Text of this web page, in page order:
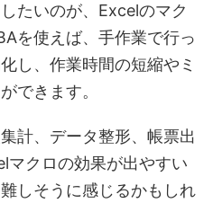
たいのが、Excelのマク
を使えば、手作業で行っ
し、作業時間の短縮やミ
できます。
計、データ整形、帳票出
マクロの効果が出やすい
しそうに感じるかもしれ